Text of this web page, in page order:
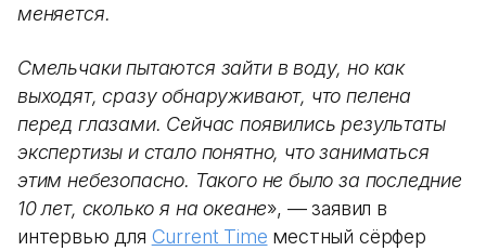
меняется.
Смельчаки пытаются зайти в воду, но как
выходят, сразу обнаруживают, что пелена
перед глазами. Сейчас появились результаты
экспертизы и стало понятно, что заниматься
этим небезопасно. Такого не было за последние
10 лет, сколько я на океане», — заявил в
интервью для Current Time местный сёрфер